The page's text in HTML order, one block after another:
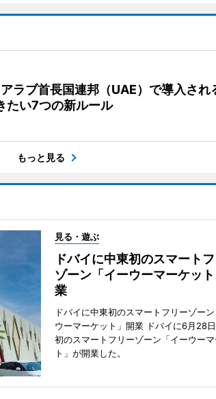
ラブ首長国連邦（UAE）で導入され
たい7つの新ルール
もっと見る
見る・遊ぶ
ドバイに中東初のスマート
ゾーン「イーウーマーケッ
業
ドバイに中東初のスマートフリーゾー
ウーマーケット」開業 ドバイに6月28
初のスマートフリーゾーン「イーウーマ
ト」が開業した。